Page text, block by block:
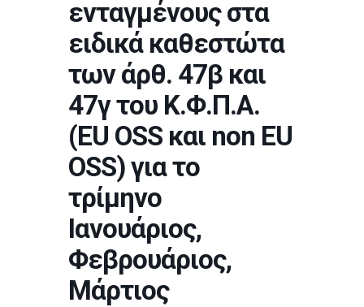
ενταγμένους στα
ειδικά καθεστώτα
των άρθ. 47β και
47γ του Κ.Φ.Π.Α.
(EU OSS και non EU
OSS) για το
τρίμηνο
Ιανουάριος,
Φεβρουάριος,
Μάρτιος